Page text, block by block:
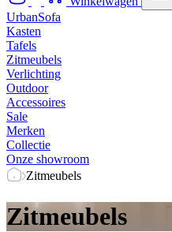
UrbanSofa
Kasten
Tafels
Zitmeubels
Verlichting
Outdoor
Accessoires
Sale
Merken
Collectie
Onze showroom
Zitmeubels
Zitmeubels